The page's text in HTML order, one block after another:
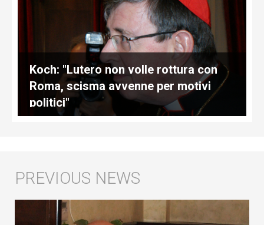
Koch: "Lutero non volle rottura con
Roma, scisma avvenne per motivi
politici"